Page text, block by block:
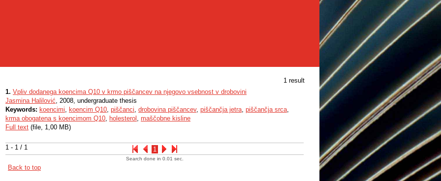
1 result
1 - 1 / 1 1
1. Vpliv dodanega koencima Q10 v krmo piščancev na njegovo vsebnost v drobovini
Jasmina Halilović, 2008, undergraduate thesis
Keywords: koencimi, koencim Q10, piščanci, drobovina piščancev, piščančja jetra, piščančja srca,
krma obogatena s koencimom Q10, holesterol , maščobne kisline
Full text (file, 1,00 MB)
Search done in 0.01 sec.
Back to top